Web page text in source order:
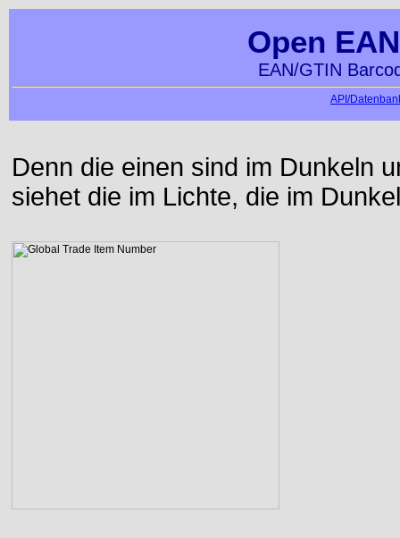
Open
EAN/GTIN
API/
Denn die einen sind im Dunkeln
siehet die im Lichte, die im